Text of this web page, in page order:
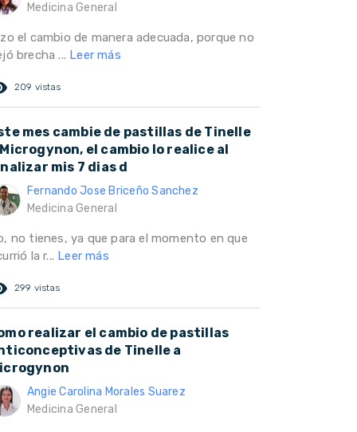
Medicina General
el cambio de manera adecuada, porque no
brecha ... Leer más
209 vistas
mes cambie de pastillas de Tinelle
el cambio lo realice al
mis 7 dias d
Fernando Jose Briceño Sanchez
Medicina General
no tienes, ya que para el momento en que
la r... Leer más
299 vistas
realizar el cambio de pastillas
de Tinelle a
Angie Carolina Morales Suarez
Medicina General